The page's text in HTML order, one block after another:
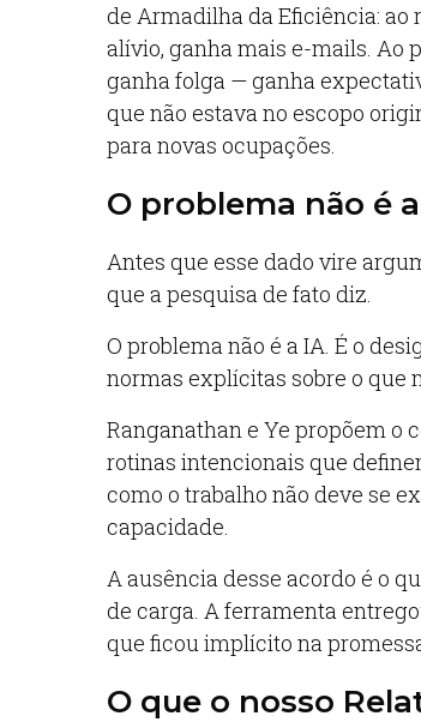
de Armadilha da Eficiência:
alívio, ganha mais e-mails. Ao
ganha folga — ganha
que não estava no escopo
para novas ocupações.
O problema não é
Antes que esse dado vire
que a pesquisa de fato diz.
O problema não é a IA. É o
normas explícitas sobre o que
Ranganathan e Ye propõem o
rotinas intencionais que
como o trabalho não deve se
capacidade.
A ausência desse acordo é o
de carga. A ferramenta
que ficou implícito na
O que o nosso